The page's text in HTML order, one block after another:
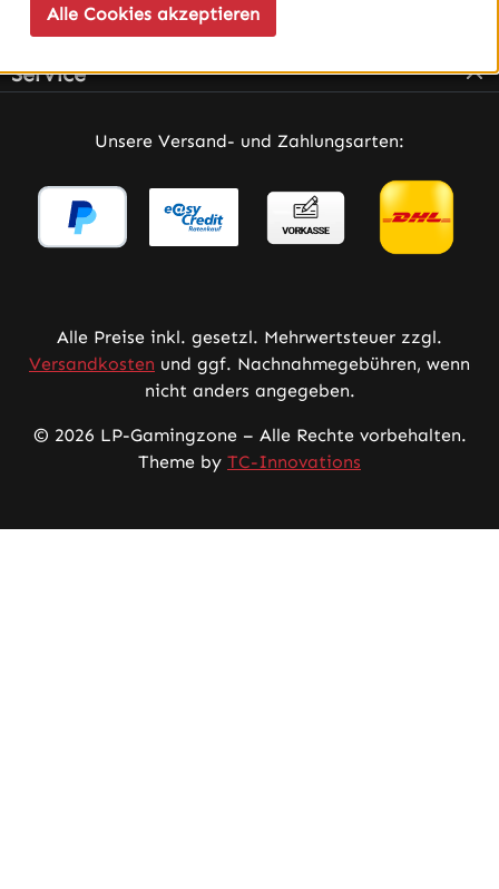
Infos
Service
Unsere Versand- und Zahlungsarten:
Alle Preise inkl. gesetzl. Mehrwertsteuer zzgl.
Versandkosten und ggf. Nachnahmegebühren, wenn
nicht anders angegeben.
© 2026 LP-Gamingzone – Alle Rechte vorbehalten.
Theme by TC-Innovations
Alle Cookies akzeptieren